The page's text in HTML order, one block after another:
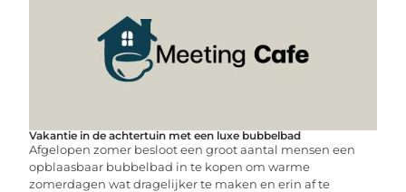
Vakantie in de achtertuin met een luxe bubbelbad
Afgelopen zomer besloot een groot aantal mensen een
opblaasbaar bubbelbad in te kopen om warme
zomerdagen wat dragelijker te maken en erin af te